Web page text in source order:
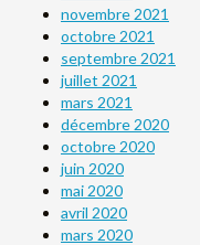
novembre 2021
octobre 2021
septembre 2021
juillet 2021
mars 2021
décembre 2020
octobre 2020
juin 2020
mai 2020
avril 2020
mars 2020